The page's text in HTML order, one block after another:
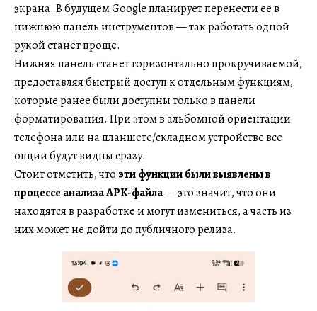
экрана. В будущем Google планирует перенести ее в
нижнюю панель инструментов — так работать одной
рукой станет проще.
Нижняя панель станет горизонтально прокручиваемой,
предоставляя быстрый доступ к отдельным функциям,
которые ранее были доступны только в панели
форматирования. При этом в альбомной ориентации
телефона или на планшете/складном устройстве все
опции будут видны сразу.
Стоит отметить, что эти функции были выявлены в
процессе анализа APK-файла— это значит, что они
находятся в разработке и могут измениться, а часть из
них может не дойти до публичного релиза.